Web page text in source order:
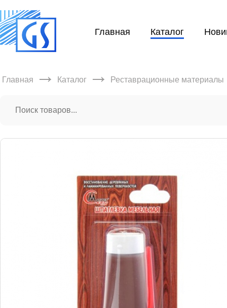
Главная Каталог
Главная → Каталог → Реставрационные материалы